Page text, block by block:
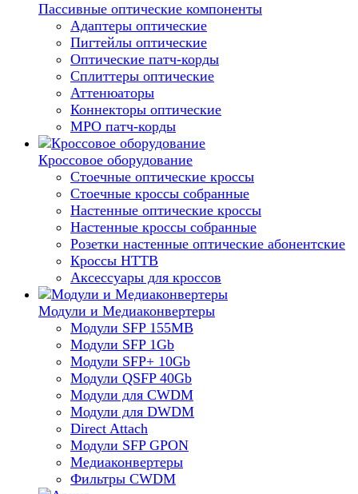
Пассивные оптические компоненты
Адаптеры оптические
Пигтейлы оптические
Оптические патч-корды
Сплиттеры оптические
Аттенюаторы
Коннекторы оптические
MPO патч-корды
Кроссовое оборудование
Стоечные оптические кроссы
Стоечные кроссы собранные
Настенные оптические кроссы
Настенные кроссы собранные
Розетки настенные оптические абонентские
Кроссы HTTB
Аксессуары для кроссов
Модули и Медиаконвертеры
Модули SFP 155MB
Модули SFP 1Gb
Модули SFP+ 10Gb
Модули QSFP 40Gb
Модули для CWDM
Модули для DWDM
Direct Attach
Модули SFP GPON
Медиаконвертеры
Фильтры CWDM